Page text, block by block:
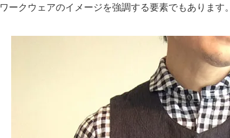
ワークウェアのイメージを強調する要素でもあります。